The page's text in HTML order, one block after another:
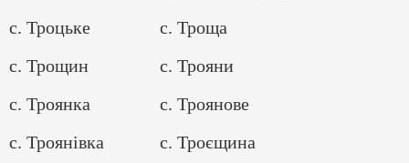
с. Троцьке
с. Троща
с. Трощин
с. Трояни
с. Троянка
с. Троянове
с. Троянівка
с. Троєщина